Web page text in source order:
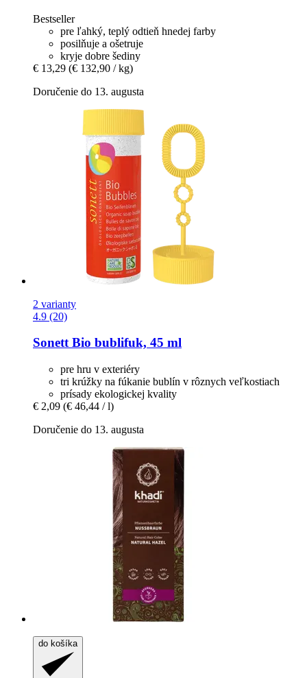
Bestseller
pre ľahký, teplý odtieň hnedej farby
posilňuje a ošetruje
kryje dobre šediny
€ 13,29 (€ 132,90 / kg)
Doručenie do 13. augusta
2 varianty
4.9 (20)
SonettBio bublifuk, 45 ml
pre hru v exteriéry
tri krúžky na fúkanie bublín v rôznych veľkostiach
prísady ekologickej kvality
€ 2,09 (€ 46,44 / l)
Doručenie do 13. augusta
do košíka